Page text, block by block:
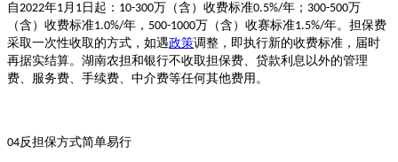
自2022年1月 1 日起： 10-300万（含）收费标准0.5%/年； 300-500万
（含）收费标准1.0%/年， 500-1000万（含）收赛标准1.5%/年。担保费
采取一次性收取的方式，如遇政策调整，即执行新的收费标准，届时
再据实结算。湖南农担和银行不收取担保费、贷款利息以外的管理
费、服务费、手续费、中介费等任何其他费用。
04反担保方式简单易行